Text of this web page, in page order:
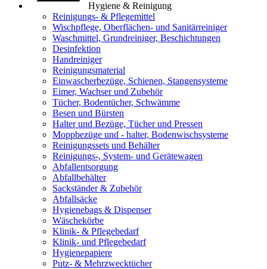
Hygiene & Reinigung
Reinigungs- & Pflegemittel
Wischpflege, Oberflächen- und Sanitärreiniger
Waschmittel, Grundreiniger, Beschichtungen
Desinfektion
Handreiniger
Reinigungsmaterial
Einwascherbezüge, Schienen, Stangensysteme
Eimer, Wachser und Zubehör
Tücher, Bodentücher, Schwämme
Besen und Bürsten
Halter und Bezüge, Tücher und Pressen
Moppbezüge und - halter, Bodenwischsysteme
Reinigungssets und Behälter
Reinigungs-, System- und Gerätewagen
Abfallentsorgung
Abfallbehälter
Sackständer & Zubehör
Abfallsäcke
Hygienebags & Dispenser
Wäschekörbe
Klinik- & Pflegebedarf
Klinik- und Pflegebedarf
Hygienepapiere
Putz- & Mehrzwecktücher